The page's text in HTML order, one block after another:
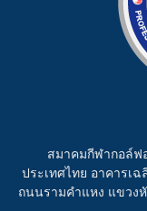
สมาคมกีฬากอล์ฟ
ประเทศไทย อาคารเ
ถนนรามคำแหง แขวง